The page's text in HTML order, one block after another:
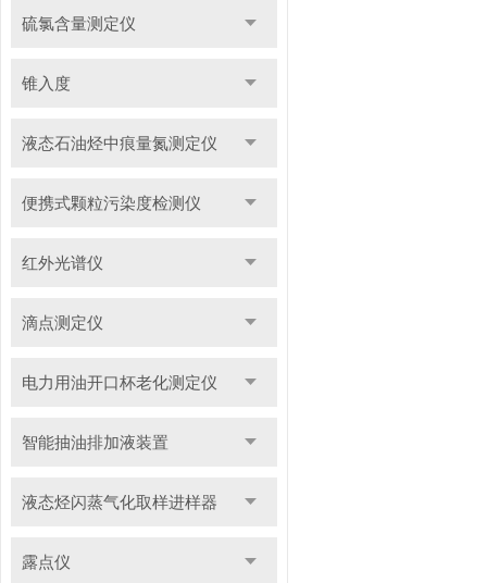
硫氯含量测定仪
锥入度
液态石油烃中痕量氮测定仪
便携式颗粒污染度检测仪
红外光谱仪
滴点测定仪
电力用油开口杯老化测定仪
智能抽油排加液装置
液态烃闪蒸气化取样进样器
露点仪